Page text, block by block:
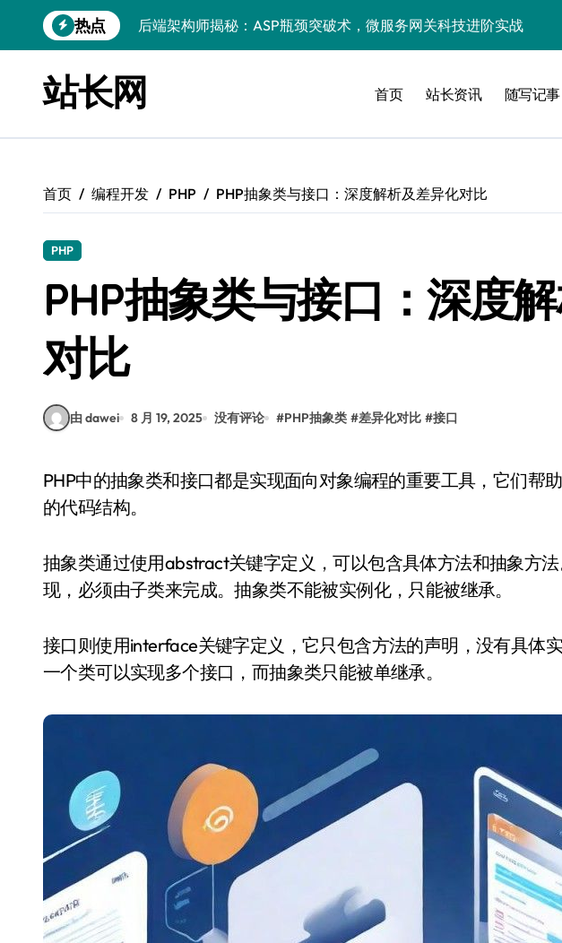
到
热点
后端架构师揭秘：ASP瓶颈突破术，微服务网关科技进阶实战
Windows小程序运行库配置全解析
优化运行库，畅享Windows无障碍顺滑体验
Windows鸿蒙开发：运行库配置全解
PHP进阶新引擎：ASP技术精华与实战性能优化全解析
站长网 首页 站长资讯 随写记事
首页 编程开发 PHP PHP抽象类与接口：深度解析及差异化对比
PHP
PHP抽象类与接口：深度
对比
由 dawei 8 月 19, 2025 没有评论 #PHP抽象类 #差异化对比 #接口
PHP中的抽象类和接口都是实现面向对象编程的重要工具，它们帮助开发者设计更灵活、可扩展
的代码结构。
抽象类通过使用abstract关键字定义，可以包含具体方法和抽象方
现，必须由子类来完成。抽象类不能被实例化，只能被继承。
接口则使用interface关键字定义，它只包含方法的声明，没有具体
一个类可以实现多个接口，而抽象类只能被单继承。